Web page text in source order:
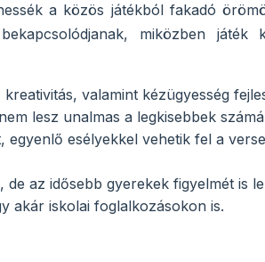
a közös játékból fakadó
miközben játék
valamint kézügyesség
lesz unalmas a legkisebbek
egyenlő esélyekkel vehetik fel a
az idősebb gyerekek figyelmét is
akár iskolai foglalkozásokon is.